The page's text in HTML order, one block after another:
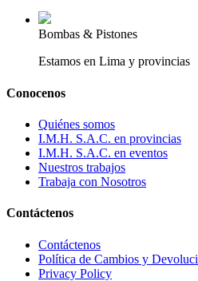
Bombas & Pistones
Estamos en Lima y provincias
Conocenos
Quiénes somos
I.M.H. S.A.C. en provincias
I.M.H. S.A.C. en eventos
Nuestros trabajos
Trabaja con Nosotros
Contáctenos
Contáctenos
Política de Cambios y
Privacy Policy